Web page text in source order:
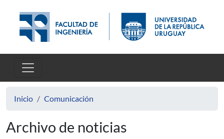
Inicio Comunicación
Archivo de noticias